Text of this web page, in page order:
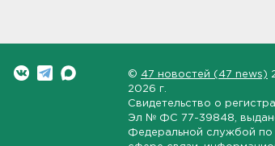
© 47 новостей (47 news)
2026 г.
Свидетельство о
Эл № ФС 77-39848 ,
Федеральной службой по